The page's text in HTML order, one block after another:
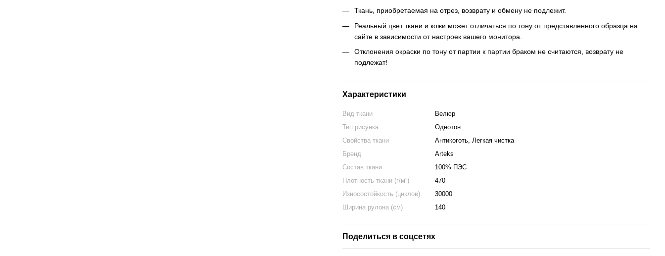
Ткань, приобретаемая на отрез, возврату и обмену не подлежит.
Реальный цвет ткани и кожи может отличаться по тону от представленного образца на
сайте в зависимости от настроек вашего монитора.
Отклонения окраски по тону от партии к партии браком не считаются, возврату не
подлежат!
Характеристики
Вид ткани
Велюр
Тип рисунка
Однотон
Свойства ткани
Антикоготь, Легкая чистка
Бренд
Arteks
Состав ткани
100% ПЭС
Плотность ткани (г/м²)
470
Износостойкость (циклов)
30000
Ширина рулона (см)
140
Поделиться в соцсетях